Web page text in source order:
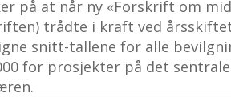
på at når ny «Forskrift om
trådte i kraft ved
snitt-tallene for alle
for prosjekter på det